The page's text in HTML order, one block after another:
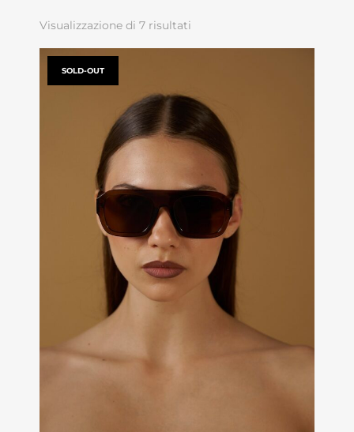
Visualizzazione di 7 risultati
SOLD-OUT